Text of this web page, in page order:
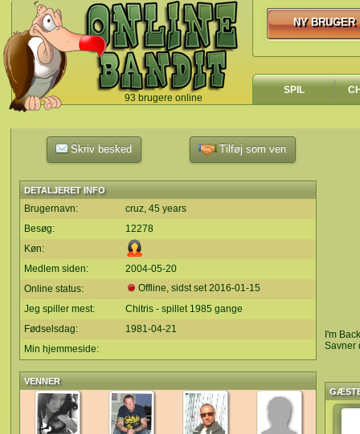
93 brugere online
`
NY BRUGER
NY BRUGER
SPIL
Skriv besked Tilføj som ven
DETALJERET INFO
Brugernavn:
cruz, 45 years
Besøg:
12278
Køn:
Medlem siden:
2004-05-20
Online status:
Offline, sidst set2016-01-15
Jeg spiller mest:
Chitris - spillet 1985 gange
Fødselsdag:
1981-04-21
Min hjemmeside:
VENNER
I'm
Savner